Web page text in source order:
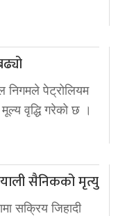
पेट्रोलियम
वृद्धि गरेको छ ।
सैनिकको मृत्यु
सक्रिय जिहादी